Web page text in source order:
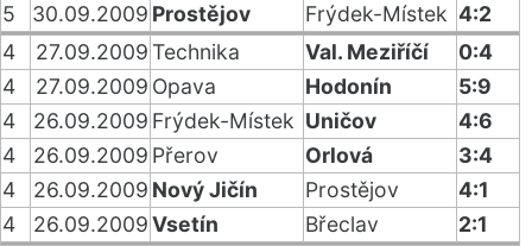
5
30.09.2009 Prostějov Frýdek-Místek 4:2
4
27.09.2009Technika Val. Meziříčí
0:4
4
27.09.2009 Opava Hodonín
5:9
4
26.09.2009 Frýdek-Místek Uničov
4:6
4
26.09.2009 Přerov Orlová
3:4
4
26.09.2009 Nový Jičín Prostějov
4:1
4
26.09.2009Vsetín Břeclav
2:1